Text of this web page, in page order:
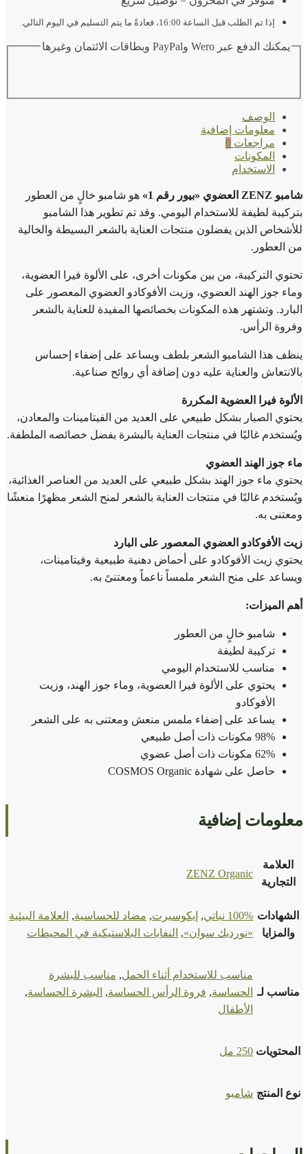
إذا تم الطلب قبل الساعة 16:00، فعادةً ما يتم التسليم في اليوم التالي.
يمكنك الدفع عبر Wero وPayPal وبطاقات الائتمان وغيرها
الوصف
معلومات إضافية
مراجعات 0
المكونات
الاستخدام
شامبو ZENZ العضوي «بيور رقم 1»
هو شامبو خالٍ من العطور
بتركيبة لطيفة للاستخدام اليومي. وقد تم تطوير هذا الشامبو
للأشخاص الذين يفضلون منتجات العناية بالشعر البسيطة والخالية
من العطور.
تحتوي التركيبة، من بين مكونات أخرى، على الألوة فيرا العضوية،
وماء جوز الهند العضوي، وزيت الأفوكادو العضوي المعصور على
البارد. وتشتهر هذه المكونات بخصائصها المفيدة للعناية بالشعر
وفروة الرأس.
ينظف هذا الشامبو الشعر بلطف ويساعد على إضفاء إحساس
بالانتعاش والعناية عليه دون إضافة أي روائح صناعية.
الألوة فيرا العضوية المكررة
يحتوي الصبار بشكل طبيعي على العديد من الفيتامينات والمعادن،
ويُستخدم غالبًا في منتجات العناية بالبشرة بفضل خصائصه الملطفة.
ماء جوز الهند العضوي
يحتوي ماء جوز الهند بشكل طبيعي على العديد من العناصر الغذائية،
ويُستخدم غالبًا في منتجات العناية بالشعر لمنح الشعر مظهرًا منعشًا
ومعتنى به.
زيت الأفوكادو العضوي المعصور على البارد
يحتوي زيت الأفوكادو على أحماض دهنية طبيعية وفيتامينات،
ويساعد على منح الشعر ملمساً ناعماً ومعتنىً به.
أهم الميزات:
شامبو خالٍ من العطور
تركيبة لطيفة
مناسب للاستخدام اليومي
يحتوي على الألوة فيرا العضوية، وماء جوز الهند، وزيت
الأفوكادو
يساعد على إضفاء ملمس منعش ومعتنى به على الشعر
98% مكونات ذات أصل طبيعي
62% مكونات ذات أصل عضوي
حاصل على شهادة COSMOS Organic
معلومات إضافية
العلامة
التجارية
ZENZ Organic
الشهادات
والمزايا
100% نباتي , إيكوسيرت, مضاد للحساسية, العلامة البيئية
«نورديك سوان», النفايات البلاستيكية في المحيطات
مناسب لـ
مناسب للاستخدام أثناء الحمل, مناسب للبشرة
الحساسة, فروة الرأس الحساسة, البشرة الحساسة,
الأطفال
المحتويات 250 مل
نوع المنتج شامبو